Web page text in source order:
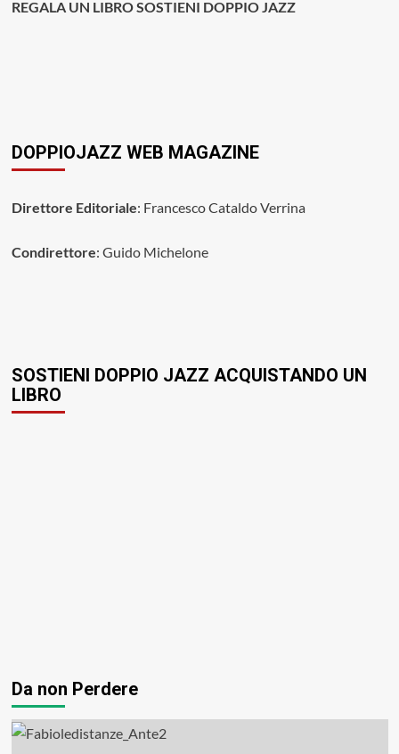
REGALA UN LIBRO SOSTIENI DOPPIO JAZZ
DOPPIOJAZZ WEB MAGAZINE
Direttore Editoriale: Francesco Cataldo Verrina
Condirettore: Guido Michelone
SOSTIENI DOPPIO JAZZ ACQUISTANDO UN
LIBRO
Da non Perdere